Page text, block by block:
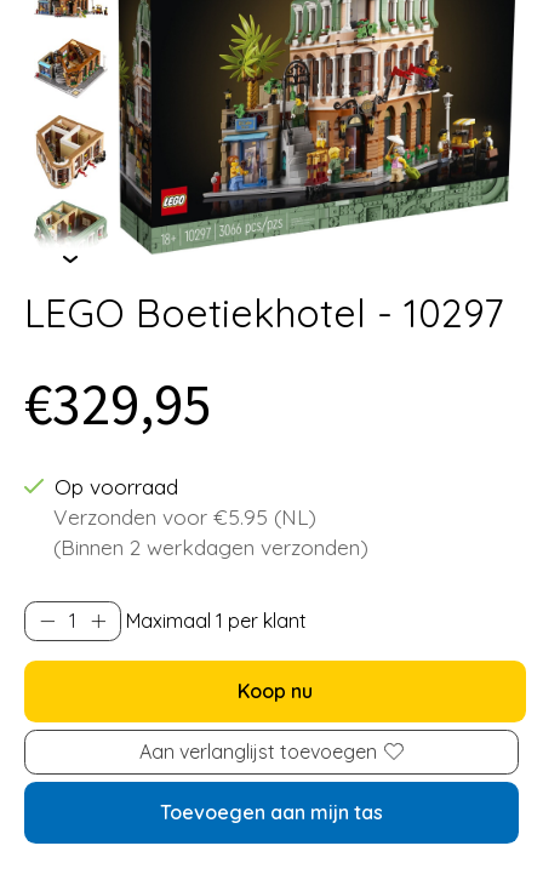
LEGO Boetiekhotel - 10297
€329,95
Op voorraad
Verzonden voor €5.95 (NL)
(Binnen 2 werkdagen verzonden)
Maximaal 1 per klant
Koop nu
Aan verlanglijst toevoegen
Toevoegen aan mijn tas